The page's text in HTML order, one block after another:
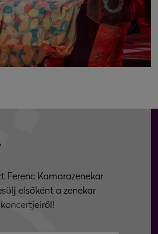
Ferenc Kamarazenekar
elsőként a zenekar